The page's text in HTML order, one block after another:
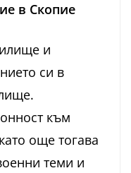
в Скопие
и
си в
към
още тогава
теми и